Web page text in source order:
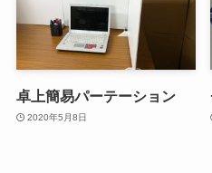
卓上簡易パーテーション
2020年5月8日